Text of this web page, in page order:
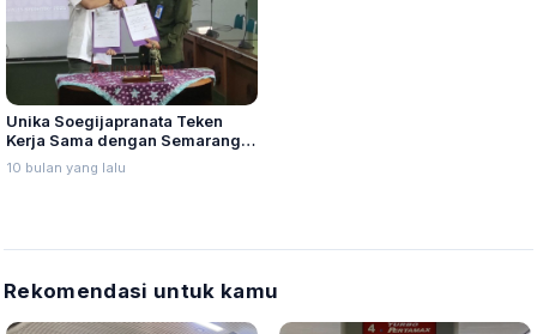
Unika Soegijapranata Teken
Kerja Sama dengan Semarang
Zoo, HTM Mahasiswa Rp10 Ribu
10 bulan yang lalu
Rekomendasi untuk kamu